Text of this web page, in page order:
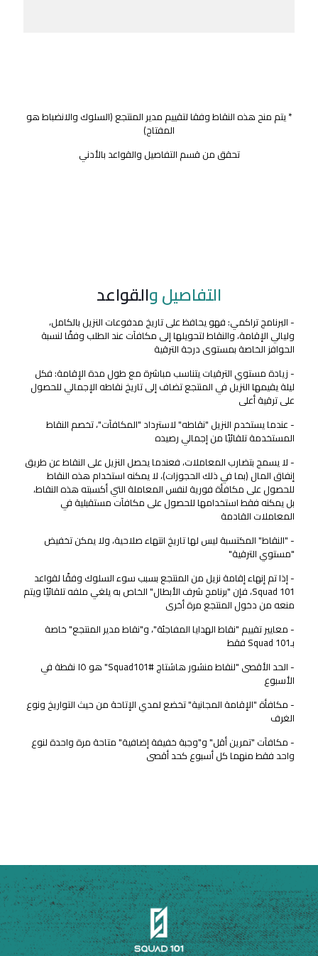
* يتم منح هذه النقاط وفقا لتقييم مدير المنتجع (السلوك والانضباط هو
المفتاح)
تحقق من قسم التفاصيل والقواعد بالأدني
التفاصيل والقواعد
- البرنامج تراكمي: فهو يحافظ على تاريخ مدفوعات النزيل بالكامل،
وليالي الإقامة، والنقاط لتحويلها إلى مكافآت عند الطلب وفقًا لنسبة
الحوافز الخاصة بمستوى درجة الترقية
- زيادة مستوي الترقيات يتناسب مباشرة مع طول مدة الإقامة: فكل
ليلة يقيمها النزيل في المنتجع تضاف إلى تاريخ نقاطه الإجمالي للحصول
على ترقية أعلى
- عندما يستخدم النزيل "نقاطه" لاسترداد "المكافآت"، تخصم النقاط
المستخدمة تلقائيًا من إجمالي رصيده
- لا يسمح بتضارب المعاملات، فعندما يحصل النزيل على النقاط عن طريق
إنفاق المال (بما في ذلك الحجوزات)، لا يمكنه استخدام هذه النقاط
للحصول على مكافأة فورية لنفس المعاملة التي أكسبته هذه النقاط،
بل يمكنه فقط استخدامها للحصول على مكافآت مستقبلية في
المعاملات القادمة
- "النقاط" المكتسبة ليس لها تاريخ انتهاء صلاحية، ولا يمكن تخفيض
"مستوي الترقية"
- إذا تم إنهاء إقامة نزيل من المنتجع بسبب سوء السلوك وفقًا لقواعد
Squad 101، فإن "برنامج شرف الأبطال" الخاص به يلغي ملفه تلقائيًا ويتم
منعه من دخول المنتجع مرة أخرى
- معايير تقييم "نقاط الهدايا المفاجئة"، و"نقاط مدير المنتجع" خاصة
بـSquad 101 فقط
- الحد الأقصى "لنقاط منشور هاشتاج #Squad101" هو ١٥ نقطة في
الأسبوع
- مكافأة "الإقامة المجانية" تخضع لمدي الإتاحة من حيث التواريخ ونوع
الغرف
- مكافآت "تمرين أقل" و"وجبة خفيفة إضافية" متاحة مرة واحدة لنوع
واحد فقط منهما كل أسبوع كحد أقصى